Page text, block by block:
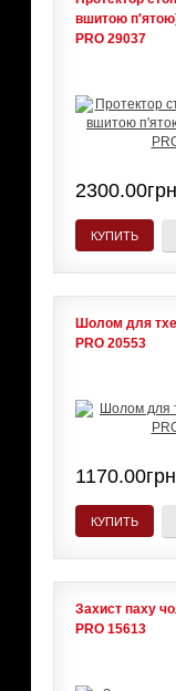
вшитою
PRO 29037
КУПИТЬ
Шолом для
PRO 20553
КУПИТЬ
Захист паху
PRO 15613